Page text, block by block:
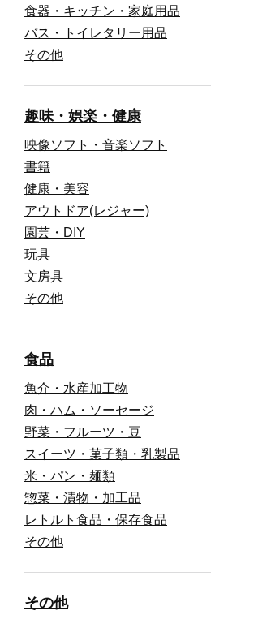
食器・キッチン・家庭用品
バス・トイレタリー用品
その他
趣味・娯楽・健康
映像ソフト・音楽ソフト
書籍
健康・美容
アウトドア(レジャー)
園芸・DIY
玩具
文房具
その他
食品
魚介・水産加工物
肉・ハム・ソーセージ
野菜・フルーツ・豆
スイーツ・菓子類・乳製品
米・パン・麺類
惣菜・漬物・加工品
レトルト食品・保存食品
その他
その他